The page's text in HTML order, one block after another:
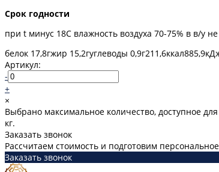
Срок годности
при t минус 18С влажность воздуха 70-75% в в/у не
белок 17,8гжир 15,2гуглеводы 0,9г211,6ккал
Артикул:
-
+
×
Выбрано максимальное количество, доступное для
кг.
Заказать звонок
Рассчитаем стоимость и подготовим
Заказать звонок